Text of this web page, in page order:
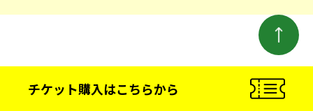
チケット購入はこちらから